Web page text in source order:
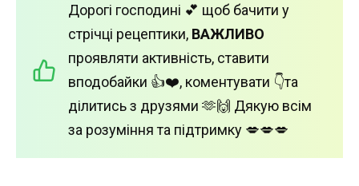
Дорогі господині 💕 щоб бачити у
стрічці рецептики, ВАЖЛИВО
проявляти активність, ставити
вподобайки 👍❤️, коментувати 👇та
ділитись з друзями 🫶🙌 Дякую всім
за розуміння та підтримку 💋💋💋